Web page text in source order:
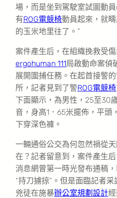
場，而是坐到駕駛室試圖動
有ROG電競椅動員起來，就
的玉米地里往了。”
案件產生后，在組織挽救受
ergohuman 111局啟動命案偵
展開圍捕任務。在起首接警
所，記者見到了警ROG電競椅
下面顯示，為男性，25至30
音，身高1．65米擺佈，平頭
下穿深色褲。
一輛通俗公交為何忽然禍從
在？記者留意到，案件產生
消息網曾第一時光發布通稿
“持刀擄掠”。但是面臨記者
兇徒在施暴辦公室規劃設計